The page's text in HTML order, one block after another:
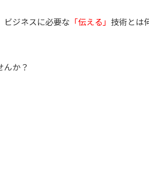
ビジネスに必要な 「伝える」 技術とは
か？